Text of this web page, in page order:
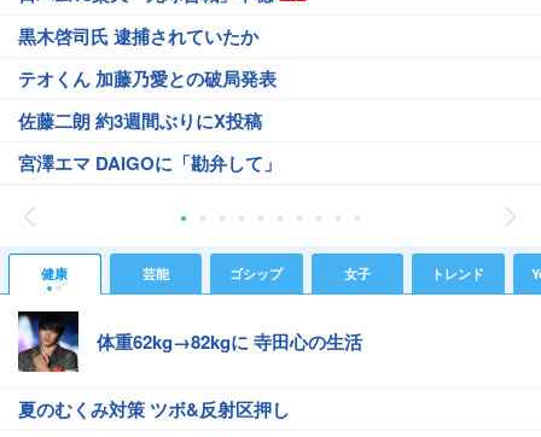
黒木啓司氏 逮捕されていたか
テオくん 加藤乃愛との破局発表
佐藤二朗 約3週間ぶりにX投稿
宮澤エマ DAIGOに「勘弁して」
健康 芸能 ゴシップ 女子 トレンド
体重62kg→82kgに 寺田心の生活
夏のむくみ対策 ツボ&反射区押し